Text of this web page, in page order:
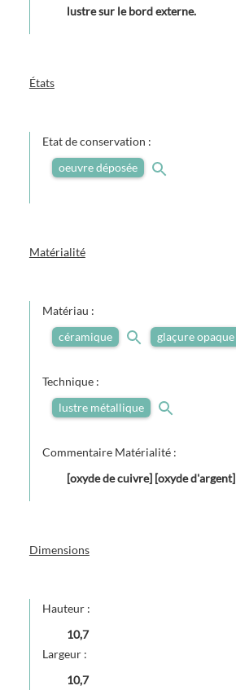
lustre sur le bord externe.
États
Etat de conservation :
oeuvre déposée
Matérialité
Matériau :
céramique
glaçure opaque
Technique :
lustre métallique
Commentaire Matérialité :
[oxyde de cuivre] [oxyde d'argent]
Dimensions
Hauteur :
10,7
Largeur :
10,7